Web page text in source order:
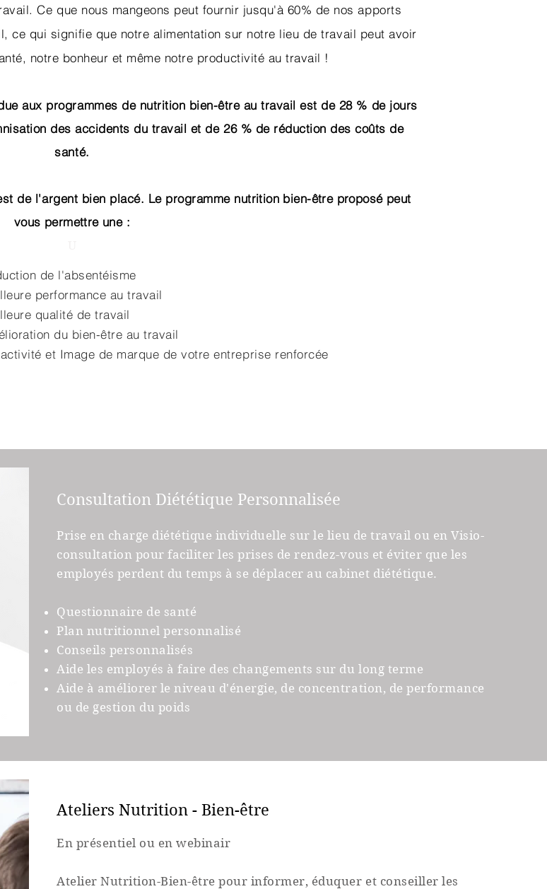
Ce que nous mangeons peut fournir jusqu'à 60% de nos apports
ce qui signifie que notre alimentation sur notre lieu de travail peut avoir
notre bonheur et même notre productivité au travail !
aux programmes de nutrition bien-être au travail est de 28 % de jours
des accidents du travail et de 26 % de réduction des coûts de
santé.
de l'argent bien placé. Le programme nutrition bien-être proposé peut
vous permettre une :
de l'absentéisme
performance au travail
qualité de travail​
du bien-être au travail
et Image de marque de votre entreprise renforcée
Consultation Diététique Personnalisée
Prise en charge diététique individuelle sur le lieu de travail ou en Visio-
consultation pour faciliter les prises de rendez-vous et éviter que les
employés perdent du temps à se déplacer au cabinet diététique.
Questionnaire de santé
Plan nutritionnel personnalisé
Conseils personnalisés
Aide les employés à faire des changements sur du long terme
Aide à améliorer le niveau d'énergie, de concentration, de performance
ou de gestion du poids
Ateliers Nutrition - Bien-être
En présentiel ou en webinair
Atelier Nutrition-Bien-être pour informer, éduquer et conseiller les